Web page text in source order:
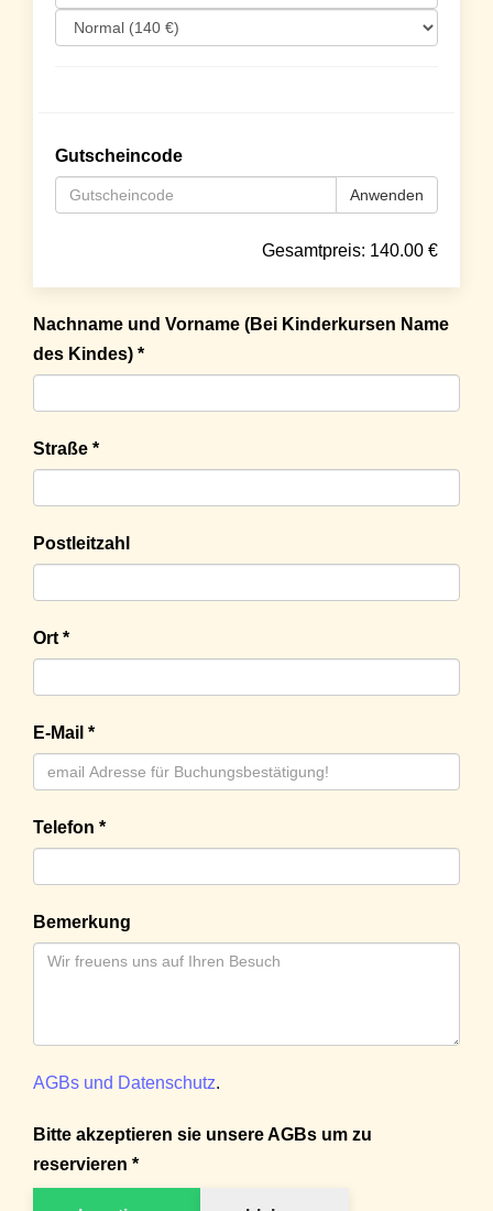
Gutscheincode
Anwenden
Gesamtpreis: 140.00 €
Nachname und Vorname (Bei Kinderkursen Name
des Kindes) *
Straße *
Postleitzahl
Ort *
E-Mail *
Telefon *
Bemerkung
AGBs und Datenschutz.
Bitte akzeptieren sie unsere AGBs um zu
reservieren *